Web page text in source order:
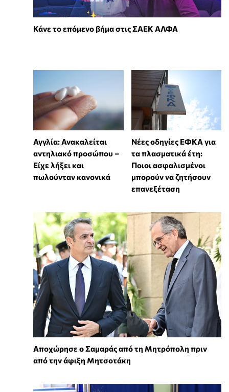
Κάνε το επόμενο βήμα στις ΣΑΕΚ ΑΛΦΑ
Αγγλία: Ανακαλείται
αντηλιακό προσώπου –
Είχε λήξει και
πωλούνταν κανονικά
Νέες οδηγίες ΕΦΚΑ για
τα πλασματικά έτη:
Ποιοι ασφαλισμένοι
μπορούν να ζητήσουν
επανεξέταση
Αποχώρησε ο Σαμαράς από τη Μητρόπολη πριν
από την άφιξη Μητσοτάκη